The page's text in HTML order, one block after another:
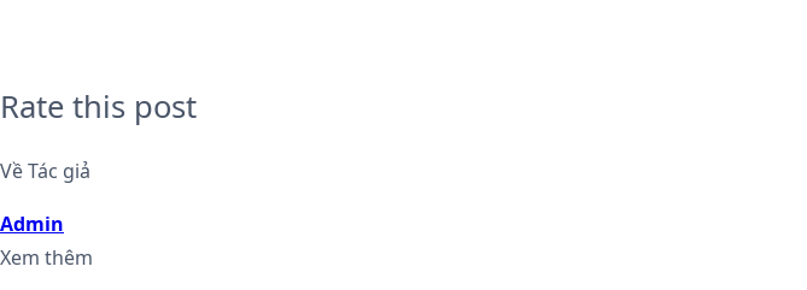
Rate this post
Về Tác giả
Admin
Xem thêm